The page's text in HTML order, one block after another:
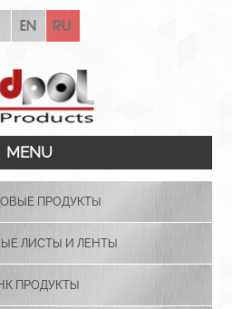
en ru
MENU
ПРОДУКТЫ
ЛИСТЫ И ЛЕНТЫ
ПРОДУКТЫ